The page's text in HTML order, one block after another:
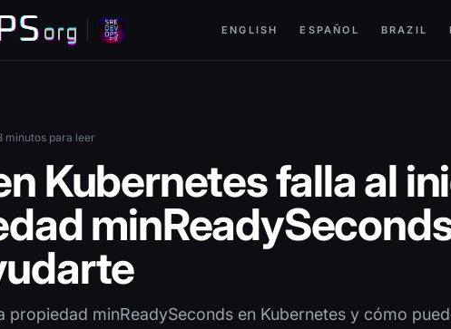
ENGLISH ESPAÑOL BRAZIL
minutos para leer
Kubernetes falla al
propiedad minReadySeconds en Kubernetes y cómo